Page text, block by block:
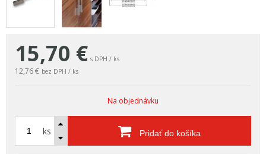
15,70 € s DPH / ks
12,76 € bez DPH / ks
Na objednávku
ks Pridať do košíka